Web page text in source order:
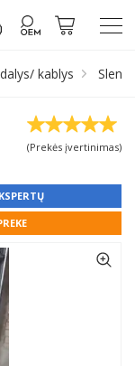
kablys
(Prekės įvertinimas)